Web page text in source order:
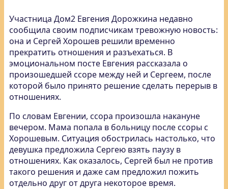
Участница Дом2 Евгения Дорожкина недавно
сообщила своим подписчикам тревожную новость:
она и Сергей Хорошев решили временно
прекратить отношения и разъехаться. В
эмоциональном посте Евгения рассказала о
произошедшей ссоре между ней и Сергеем, после
которой было принято решение сделать перерыв в
отношениях.
По словам Евгении, ссора произошла накануне
вечером. Мама попала в больницу после ссоры с
Хорошевым. Ситуация обострилась настолько, что
девушка предложила Сергею взять паузу в
отношениях. Как оказалось, Сергей был не против
такого решения и даже сам предложил пожить
отдельно друг от друга некоторое время.